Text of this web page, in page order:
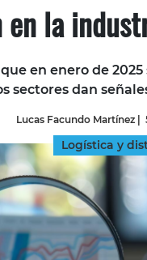
e inventarios
y distribución
en la
en enero de
sectores dan
Lucas Facundo Martínez
Logística y